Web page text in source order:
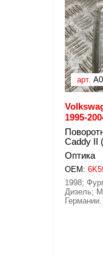
арт.
1995-
Caddy II
Оптика
OEM:
1998;
Дизель;
Германии.